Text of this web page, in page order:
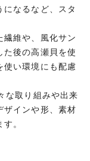
なるなど、スタ
繊維や、風化サン
た後の高瀬貝を使
使い環境にも配慮
な取り組みや出来
ザインや形、素材
。